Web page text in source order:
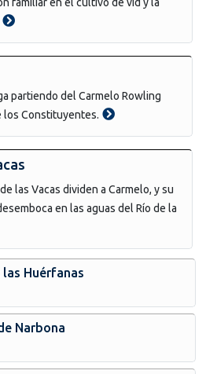
partiendo del Carmelo Rowling
los Constituyentes.
las Vacas dividen a Carmelo, y su
en las aguas del Río de la
las Huérfanas
Narbona